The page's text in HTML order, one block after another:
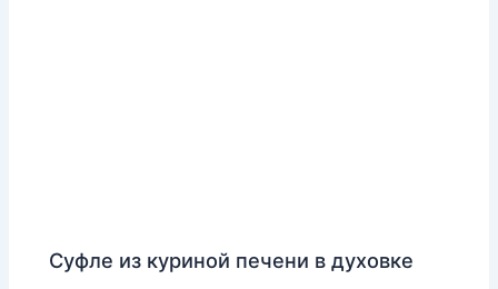
Суфле из куриной печени в духовке